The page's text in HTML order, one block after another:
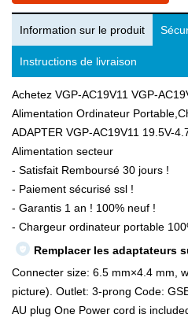
Information sur le produit
Instructions de livraison
Achetez VGP-AC19V11 VGP-
Alimentation Ordinateur
ADAPTER VGP-AC19V11 19.5V-
Alimentation secteur
- Satisfait Remboursé 30 jours !
- Paiement sécurisé ssl !
- Garantis 1 an ! 100% neuf !
- Chargeur ordinateur portable
Remplacer les adaptateurs
Connecter size: 6.5 mm×4.4 mm,
picture). Outlet: 3-prong Code:
AU plug One Power cord is